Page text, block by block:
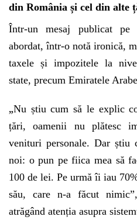
din România și cel din alte
Într-un mesaj publicat pe
abordat, într-o notă ironică,
taxele și impozitele la
state, precum Emiratele
„Nu știu cum să le explic
țări, oamenii nu plătesc
venituri personale. Dar
noi: o pun pe fiica mea să
100 de lei. Pe urmă îi iau
său, care n-a făcut
atrăgând atenția asupra